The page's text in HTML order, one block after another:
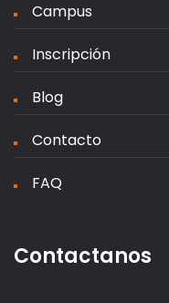
Campus
Inscripción
Blog
Contacto
FAQ
Contactanos